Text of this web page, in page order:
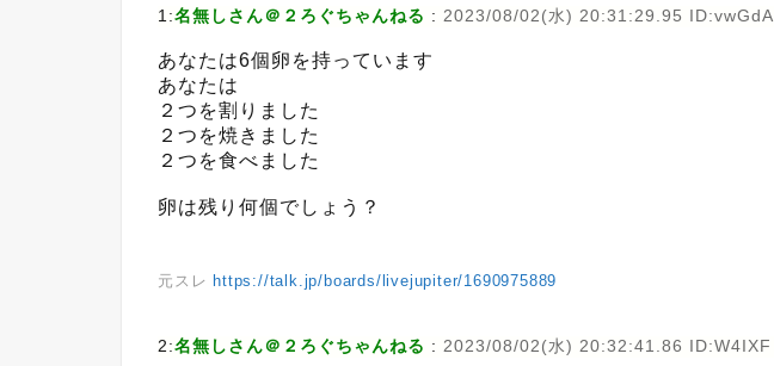
1:名無しさん＠２ろぐちゃんねる : 2023/08/02(水) 20:31:29.95 ID:vwGdA
あなたは6個卵を持っています
あなたは
２つを割りました
２つを焼きました
２つを食べました
卵は残り何個でしょう？
元スレ https://talk.jp/boards/livejupiter/1690975889
2:名無しさん＠２ろぐちゃんねる : 2023/08/02(水) 20:32:41.86 ID:W4IXF